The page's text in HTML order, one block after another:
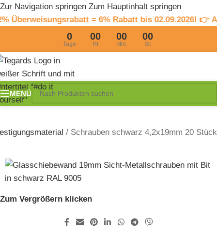
Zur Navigation springen Zum Hauptinhalt springen
= 6% Rabatt bis 02.09.2026! 👉
0
Tage
00
Hr
00
Min.
00
Sc
MENÜ
/ Schrauben schwarz 4,2x19mm 20 Stück
Zum Vergrößern klicken